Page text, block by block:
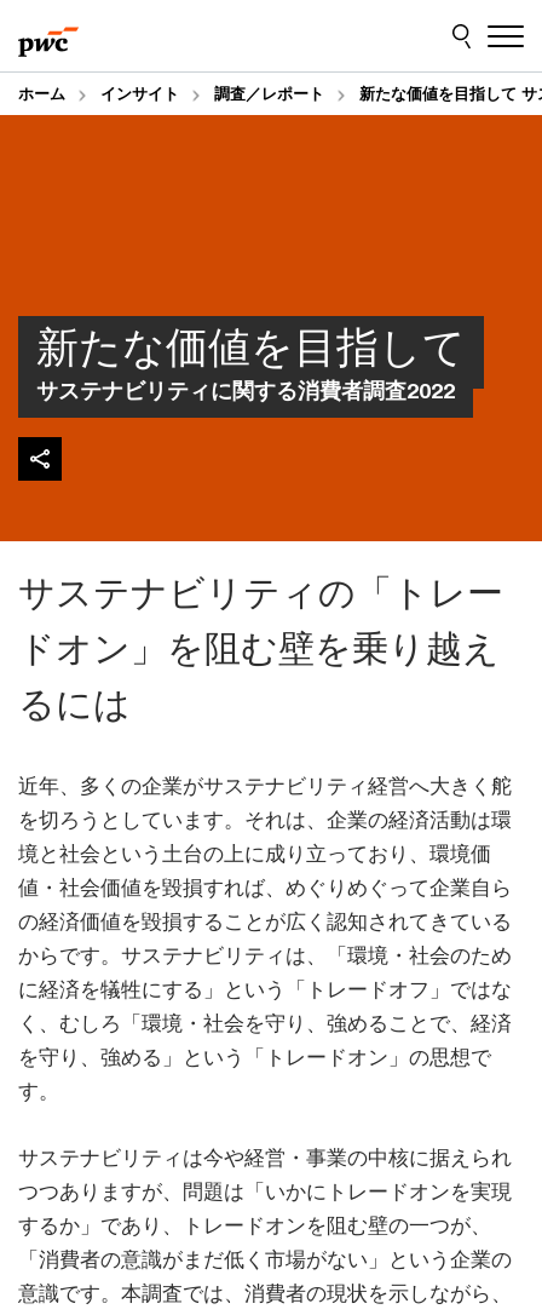
to
content
to
footer
ホーム インサイト 調査／レポート 新たな価値を目指して
新たな価値を目指して
サステナビリティに関する消費者調査2022
サステナビリティの「トレー
ドオン」を阻む壁を乗り越え
るには
近年、多くの企業がサステナビリティ経営へ大きく舵
を切ろうとしています。それは、企業の経済活動は環
境と社会という土台の上に成り立っており、環境価
値・社会価値を毀損すれば、めぐりめぐって企業自ら
の経済価値を毀損することが広く認知されてきている
からです。サステナビリティは、「環境・社会のため
に経済を犠牲にする」という「トレードオフ」ではな
く、むしろ「環境・社会を守り、強めることで、経済
を守り、強める」という「トレードオン」の思想で
す。
サステナビリティは今や経営・事業の中核に据えられ
つつありますが、問題は「いかにトレードオンを実現
するか」であり、トレードオンを阻む壁の一つが、
「消費者の意識がまだ低く市場がない」という企業の
意識です。本調査では、消費者の現状を示しながら、